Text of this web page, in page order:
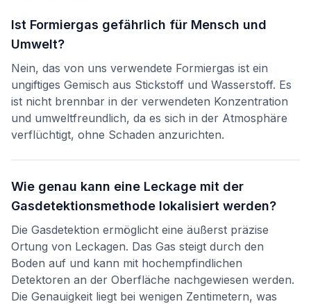
Ist Formiergas gefährlich für Mensch und
Umwelt?
Nein, das von uns verwendete Formiergas ist ein
ungiftiges Gemisch aus Stickstoff und Wasserstoff. Es
ist nicht brennbar in der verwendeten Konzentration
und umweltfreundlich, da es sich in der Atmosphäre
verflüchtigt, ohne Schaden anzurichten.
Wie genau kann eine Leckage mit der
Gasdetektionsmethode lokalisiert werden?
Die Gasdetektion ermöglicht eine äußerst präzise
Ortung von Leckagen. Das Gas steigt durch den
Boden auf und kann mit hochempfindlichen
Detektoren an der Oberfläche nachgewiesen werden.
Die Genauigkeit liegt bei wenigen Zentimetern, was